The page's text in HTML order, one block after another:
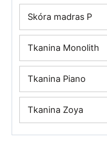
Skóra madras P
Tkanina Monolith
Tkanina Piano
Tkanina Zoya